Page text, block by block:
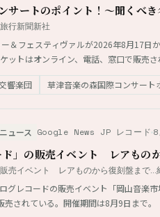
サートのポイント！～聞くべき
行新聞新社
＆フェスティヴァルが2026年8月17日
ットはオンライン、電話、窓口で販売さ
響楽団 草津音楽の森国際コンサート
ニュース Google News JP レコード
ド」の販売イベント レアも
販売イベント レアものから復刻盤ま
グレコードの販売イベント「岡山音楽
されている。開催期間は8月9日まで。